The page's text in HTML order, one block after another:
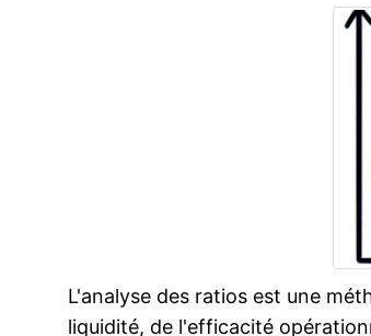
L'analyse des ratios est une
liquidité, de l'efficacité